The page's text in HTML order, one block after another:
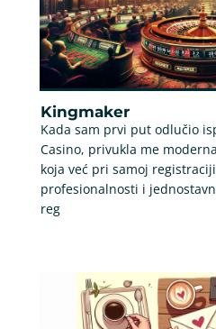
Kingmaker
Kada sam prvi put odlučio
Casino, privukla me
koja već pri samoj
profesionalnosti i
reg